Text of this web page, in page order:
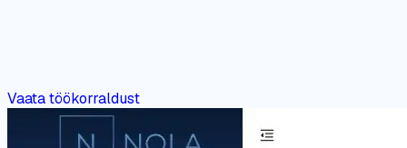
Vaata töökorraldust